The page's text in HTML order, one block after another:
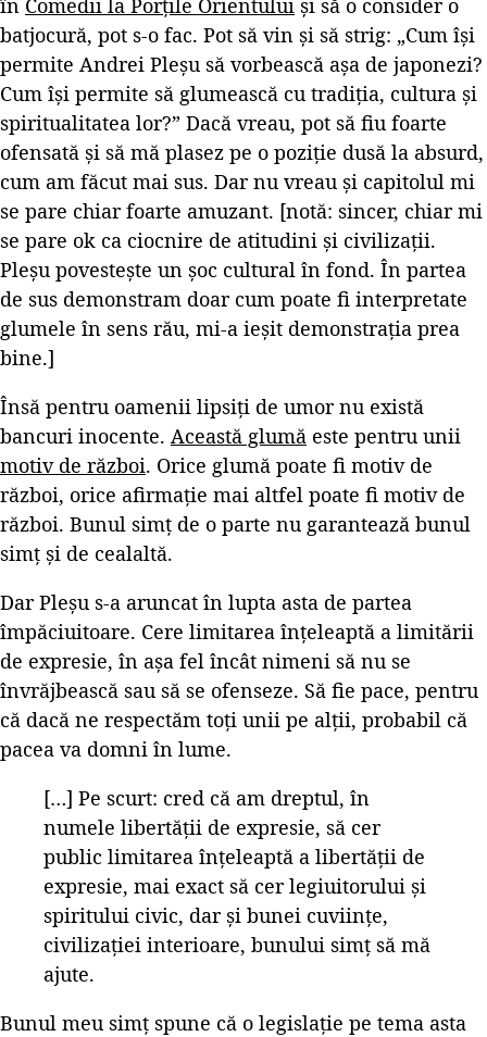
batjocură, pot s-o fac. Pot să vin și să strig: „Cum își
permite Andrei Pleșu să vorbească așa de japonezi?
Cum își permite să glumească cu tradiția, cultura și
spiritualitatea lor?” Dacă vreau, pot să fiu foarte
ofensată și să mă plasez pe o poziție dusă la absurd,
cum am făcut mai sus. Dar nu vreau și capitolul mi
se pare chiar foarte amuzant. [notă: sincer, chiar mi
se pare ok ca ciocnire de atitudini și civilizații.
Pleșu povestește un șoc cultural în fond. În partea
de sus demonstram doar cum poate fi interpretate
glumele în sens rău, mi-a ieșit demonstrația prea
bine.]
Însă pentru oamenii lipsiți de umor nu există
bancuri inocente. Această glumă este pentru unii
motiv de război. Orice glumă poate fi motiv de
război, orice afirmație mai altfel poate fi motiv de
război. Bunul simț de o parte nu garantează bunul
simț și de cealaltă.
Dar Pleșu s-a aruncat în lupta asta de partea
împăciuitoare. Cere limitarea înțeleaptă a limitării
de expresie, în așa fel încât nimeni să nu se
învrăjbească sau să se ofenseze. Să fie pace, pentru
că dacă ne respectăm toți unii pe alții, probabil că
pacea va domni în lume.
[…] Pe scurt: cred că am dreptul, în
numele libertăţii de expresie, să cer
public limitarea înţeleaptă a libertăţii de
expresie, mai exact să cer legiuitorului şi
spiritului civic, dar şi bunei cuviinţe,
civilizaţiei interioare, bunului simţ să mă
ajute.
Bunul meu simț spune că o legislație pe tema asta